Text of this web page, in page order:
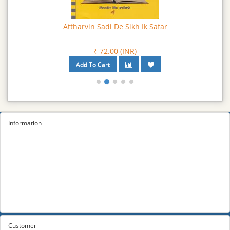
। ਵਿਸਥਾਰ ਅਤੇ ਰੁਚੀ ਭਰਪੂਰ ਇਹ ਪੁਸਤਕ ਨੂੰ ਪੜ੍ਹ ਕੇ ਸਰੋਤਿਆਂ ਨੂੰ
ਇਤਿਹਾਸਕ ਜਾਣਕਾਰੀ ਤਾਂ ਮਿਲੇਗੀ ਹੀ ਨਾਲ ਆਪਣੇ ਪੁਰਖਿਆਂ ਉੱਤੇ ਮਾਣ ਵੀ
Attharvin Sadi De Sikh Ik Safar
₹ 72.00 (INR)
Information
Customer